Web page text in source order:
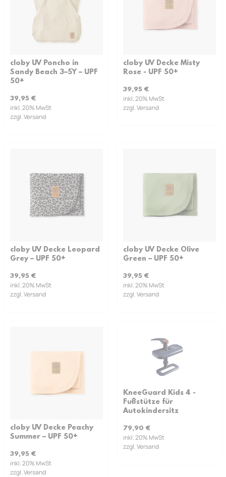
cloby UV Poncho in
Sandy Beach 3–5Y – UPF
50+
39,95 €
inkl. 20% MwSt
zzgl. Versand
cloby UV Decke Misty
Rose - UPF 50+
39,95 €
inkl. 20% MwSt
zzgl. Versand
cloby UV Decke Leopard
Grey – UPF 50+
39,95 €
inkl. 20% MwSt
zzgl. Versand
cloby UV Decke Olive
Green – UPF 50+
39,95 €
inkl. 20% MwSt
zzgl. Versand
cloby UV Decke Peachy
Summer – UPF 50+
39,95 €
inkl. 20% MwSt
zzgl. Versand
KneeGuard Kids 4 -
Fußstütze für
Autokindersitz
79,90 €
inkl. 20% MwSt
zzgl. Versand